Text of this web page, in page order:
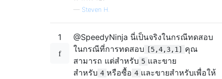
— Steven H.
1
@SpeedyNinja นี่เป็นจริงในกรณีทดสอบ
ในกรณีที่การทดสอบ
[5,4,3,1]
คุณ
สามารถ แต่สำหรับ 5 และขาย
สำหรับ 4 หรือซื้อ 4 และขายสำหรับเพื่อให้